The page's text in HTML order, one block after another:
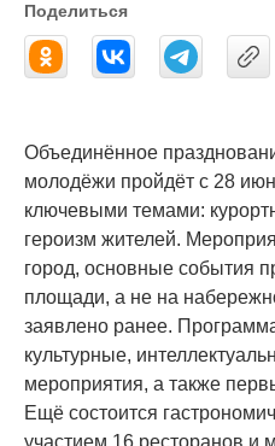
Поделиться
Объединённое
молодёжи пройдёт с 28
ключевыми темами:
героизм жителей.
город, основные события
площади, а не на
заявлено ранее.
культурные,
мероприятия, а также
Ещё состоится
участием 16 ресторанов и